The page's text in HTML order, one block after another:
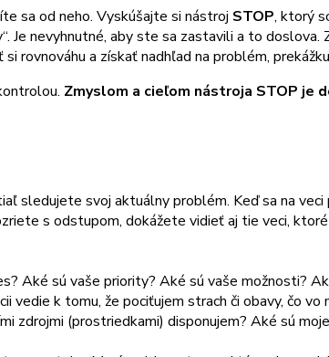
sa od neho. Vyskúšajte si nástroj STOP, ktorý
Je nevyhnutné, aby ste sa zastavili a to
rovnováhu a získať nadhľad na problém,
Zmyslom a cieľom nástroja STOP je
sledujete svoj aktuálny problém. Keď sa na
s odstupom, dokážete vidieť aj tie veci,
Aké sú vaše priority? Aké sú vaše možnosti?
k tomu, že pociťujem strach či obavy, čo vo
zdrojmi (prostriedkami) disponujem? Aké sú